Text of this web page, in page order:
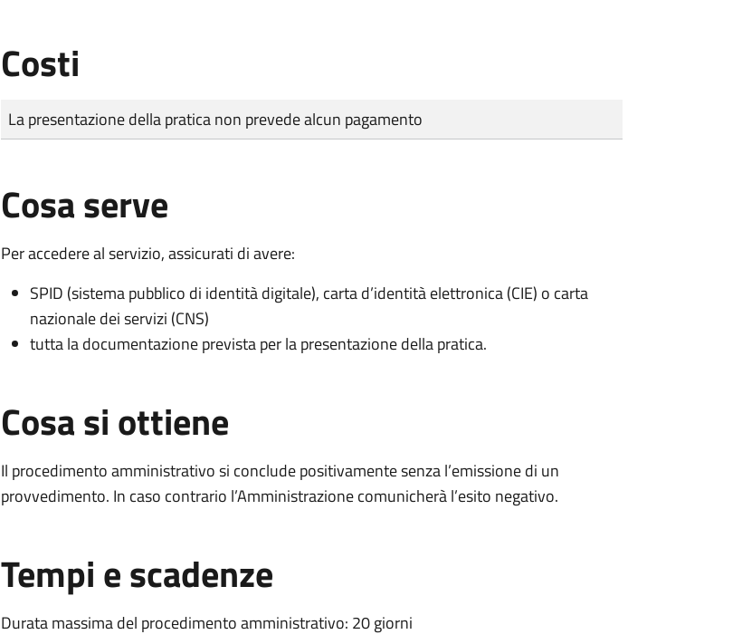
Costi
Tipo di pagamento
Importo
La presentazione della pratica non prevede alcun pagamento
Cosa serve
Per accedere al servizio, assicurati di avere:
SPID (sistema pubblico di identità digitale), carta d’identità elettronica (CIE) o carta
nazionale dei servizi (CNS)
tutta la documentazione prevista per la presentazione della pratica.
Cosa si ottiene
Il procedimento amministrativo si conclude positivamente senza l’emissione di un
provvedimento. In caso contrario l’Amministrazione comunicherà l’esito negativo.
Tempi e scadenze
Durata massima del procedimento amministrativo: 20 giorni